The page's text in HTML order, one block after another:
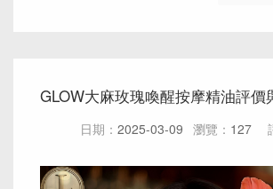
GLOW大麻玫瑰喚醒按摩精油評價
日期： 2025-03-09 瀏覽： 127